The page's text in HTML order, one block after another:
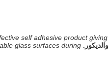
self adhesive product
glass surfaces during